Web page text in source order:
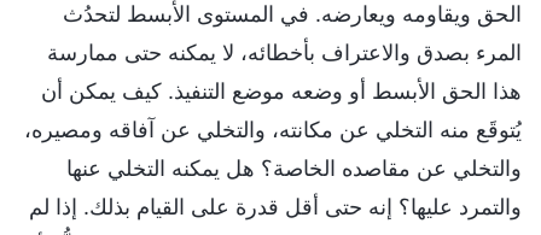
الحق ويقاومه ويعارضه. في المستوى الأبسط لتحدُث
المرء بصدق والاعتراف بأخطائه، لا يمكنه حتى ممارسة
هذا الحق الأبسط أو وضعه موضع التنفيذ. كيف يمكن أن
يُتوقَع منه التخلي عن مكانته، والتخلي عن آفاقه ومصيره،
والتخلي عن مقاصده الخاصة؟ هل يمكنه التخلي عنها
والتمرد عليها؟ إنه حتى أقل قدرة على القيام بذلك. إذا لم